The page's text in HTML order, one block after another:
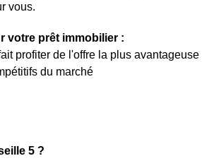
vous.
votre prêt immobilier :
profiter de l'offre la plus
du marché
5 ?